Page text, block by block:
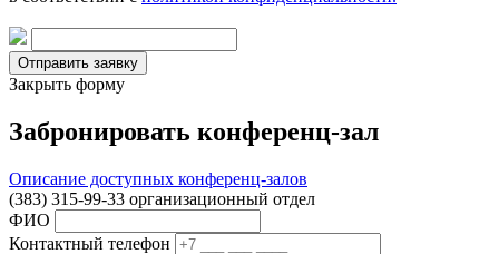
Закрыть форму
Забронировать конференц-зал
Описание доступных конференц-залов
(383) 315-99-33 организационный отдел
ФИО
Контактный телефон